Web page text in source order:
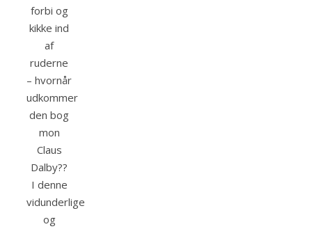
forbi og
kikke ind
af
ruderne
– hvornår
udkommer
den bog
mon
Claus
Dalby??
I denne
vidunderlige
og